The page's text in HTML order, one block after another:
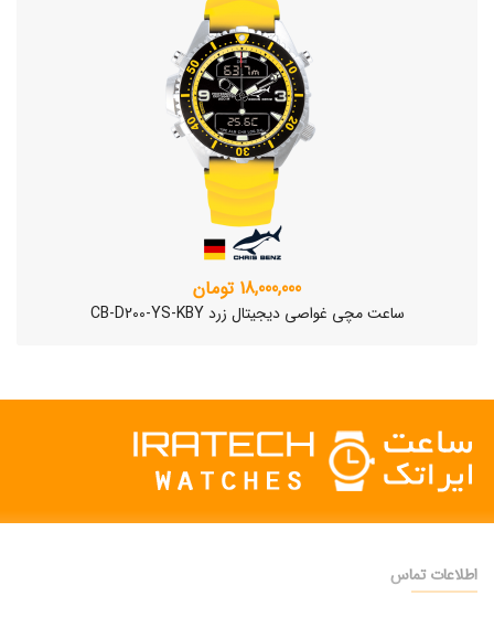
18,000,000 تومان
ساعت مچی غواصی دیجیتال زرد CB-D200-YS-KBY
اطلاعات تماس